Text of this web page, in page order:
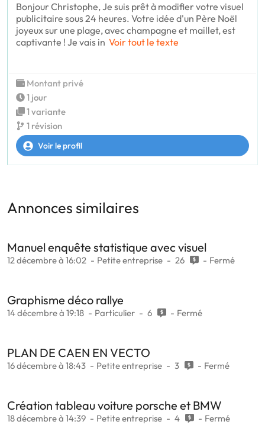
Bonjour Christophe, Je suis prêt à modifier votre visuel
publicitaire sous 24 heures. Votre idée d'un Père Noël
joyeux sur une plage, avec champagne et maillet, est
captivante ! Je vais in Voir tout le texte
Montant privé
1 jour
1 variante
1 révision
Voir le profil
Annonces similaires
Manuel enquête statistique avec visuel
12 décembre à 16:02 Petite entreprise 26 Fermé
Graphisme déco rallye
14 décembre à 19:18 Particulier 6 Fermé
PLAN DE CAEN EN VECTO
16 décembre à 18:43 Petite entreprise 3 Fermé
Création tableau voiture porsche et BMW
18 décembre à 14:39 Petite entreprise 4 Fermé